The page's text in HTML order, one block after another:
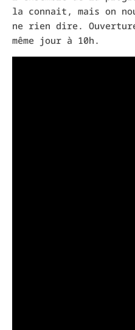
la connait, mais on
ne rien dire.
même jour à 10h.